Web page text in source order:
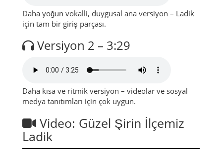
Daha yoğun vokalli, duygusal ana versiyon – Ladik
için tam bir giriş parçası.
Versiyon 2 – 3:29
Daha kısa ve ritmik versiyon – videolar ve sosyal
medya tanıtımları için çok uygun.
Video: Güzel Şirin İlçemiz
Ladik